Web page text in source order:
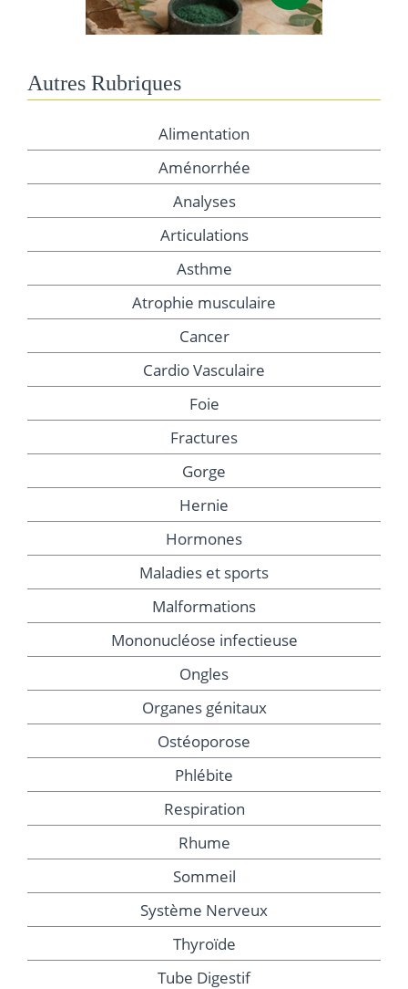
Autres Rubriques
Alimentation
Aménorrhée
Analyses
Articulations
Asthme
Atrophie musculaire
Cancer
Cardio Vasculaire
Foie
Fractures
Gorge
Hernie
Hormones
Maladies et sports
Malformations
Mononucléose infectieuse
Ongles
Organes génitaux
Ostéoporose
Phlébite
Respiration
Rhume
Sommeil
Système Nerveux
Thyroïde
Tube Digestif